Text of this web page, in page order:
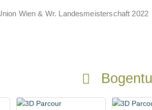
Wien & Wr. Landesmeisterschaft 2022